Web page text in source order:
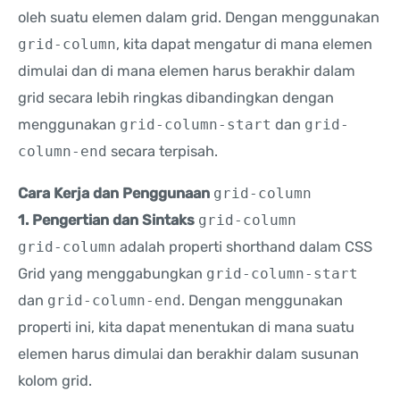
oleh suatu elemen dalam grid. Dengan menggunakan
grid-column, kita dapat mengatur di mana elemen
dimulai dan di mana elemen harus berakhir dalam
grid secara lebih ringkas dibandingkan dengan
menggunakan grid-column-start dan grid-
column-end secara terpisah.
Cara Kerja dan Penggunaan grid-column
1. Pengertian dan Sintaks grid-column
grid-column adalah properti shorthand dalam CSS
Grid yang menggabungkan grid-column-start
dan grid-column-end. Dengan menggunakan
properti ini, kita dapat menentukan di mana suatu
elemen harus dimulai dan berakhir dalam susunan
kolom grid.